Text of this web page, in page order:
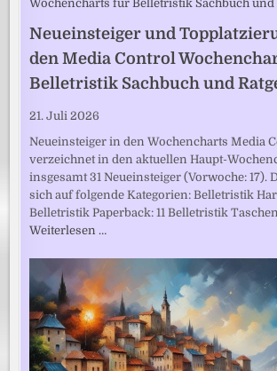
Neueinsteiger und
den Media Control
Belletristik Sachbuch und
21. Juli 2026
Neueinsteiger in den Wochencharts Media
verzeichnet in den aktuellen Haupt-
insgesamt 31 Neueinsteiger (Vorwoche: 17).
sich auf folgende Kategorien: Belletristik
Belletristik Paperback: 11 Belletristik
Weiterlesen …